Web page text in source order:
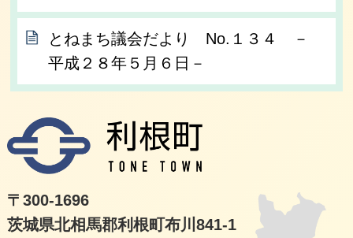
とねまち議会だより No.１３４ －
平成２８年５月６日－
〒300-1696
茨城県北相馬郡利根町布川841-1